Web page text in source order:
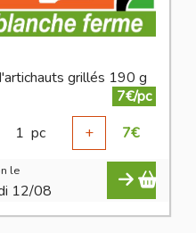
grillés 190 g
7€/pc
1 pc + 7€
le
12/08